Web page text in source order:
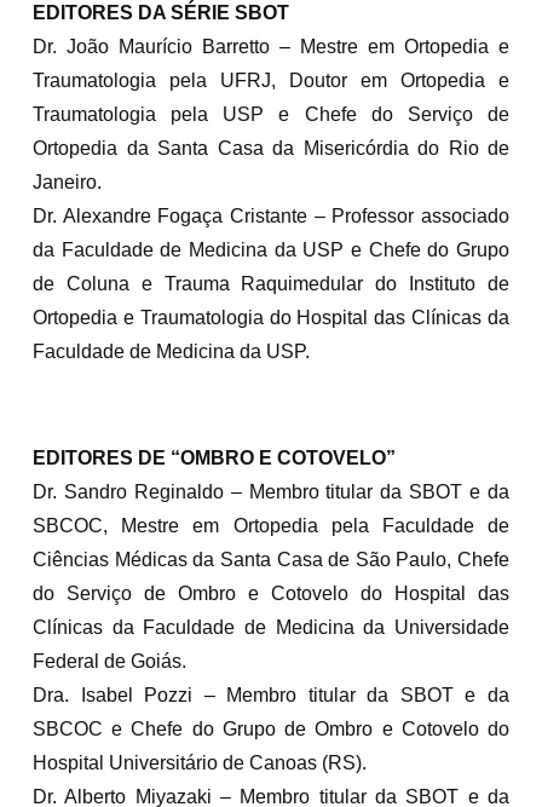
EDITORES DA SÉRIE SBOT
Dr. João Maurício Barretto – Mestre em Ortopedia e
Traumatologia pela UFRJ, Doutor em Ortopedia e
Traumatologia pela USP e Chefe do Serviço de
Ortopedia da Santa Casa da Misericórdia do Rio de
Janeiro.
Dr. Alexandre Fogaça Cristante – Professor associado
da Faculdade de Medicina da USP e Chefe do Grupo
de Coluna e Trauma Raquimedular do Instituto de
Ortopedia e Traumatologia do Hospital das Clínicas da
Faculdade de Medicina da USP.
EDITORES DE “OMBRO E COTOVELO”
Dr. Sandro Reginaldo – Membro titular da SBOT e da
SBCOC, Mestre em Ortopedia pela Faculdade de
Ciências Médicas da Santa Casa de São Paulo, Chefe
do Serviço de Ombro e Cotovelo do Hospital das
Clínicas da Faculdade de Medicina da Universidade
Federal de Goiás.
Dra. Isabel Pozzi – Membro titular da SBOT e da
SBCOC e Chefe do Grupo de Ombro e Cotovelo do
Hospital Universitário de Canoas (RS).
Dr. Alberto Miyazaki – Membro titular da SBOT e da